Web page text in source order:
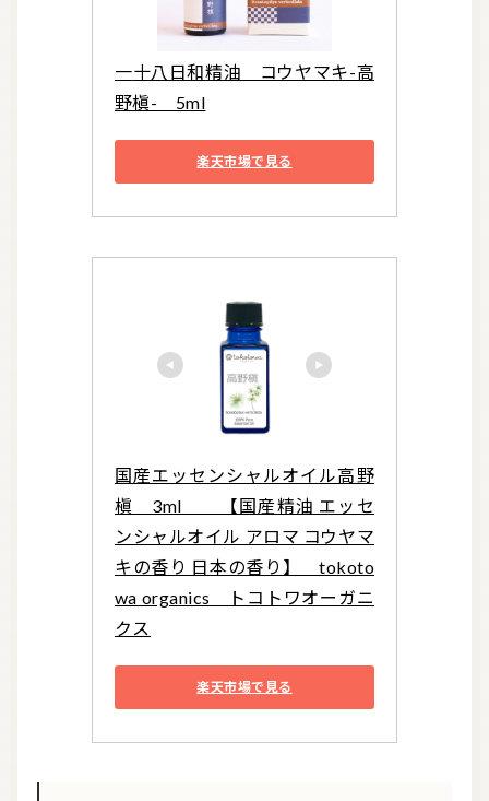
一十八日和精油　コウヤマキ-高
野槇-　5ml
楽天市場で見る
国産エッセンシャルオイル高野
槇　3ml　　【国産精油 エッセ
ンシャルオイル アロマ コウヤマ
キの香り 日本の香り】　tokoto
wa organics　トコトワオーガニ
クス
楽天市場で見る